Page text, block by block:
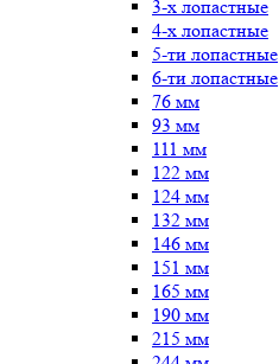
3-х лопастные
4-х лопастные
5-ти лопастные
6-ти лопастные
76 мм
93 мм
111 мм
122 мм
124 мм
132 мм
146 мм
151 мм
165 мм
190 мм
215 мм